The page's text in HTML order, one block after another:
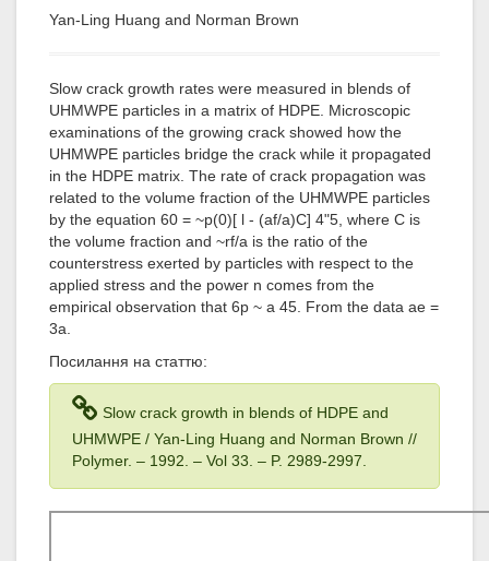
Yan-Ling Huang and Norman Brown
Slow crack growth rates were measured in blends of
UHMWPE particles in a matrix of HDPE. Microscopic
examinations of the growing crack showed how the
UHMWPE particles bridge the crack while it propagated
in the HDPE matrix. The rate of crack propagation was
related to the volume fraction of the UHMWPE particles
by the equation 60 = ~p(0)[ l - (af/a)C] 4"5, where C is
the volume fraction and ~rf/a is the ratio of the
counterstress exerted by particles with respect to the
applied stress and the power n comes from the
empirical observation that 6p ~ a 45. From the data ae =
3a.
Посилання на статтю:
Slow crack growth in blends of HDPE and
UHMWPE / Yan-Ling Huang and Norman Brown //
Polymer. – 1992 . – Vol 33 . – P. 2989-2997.